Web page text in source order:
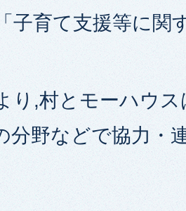
子育て支援等に関
り,村とモーハウ
分野などで協力・